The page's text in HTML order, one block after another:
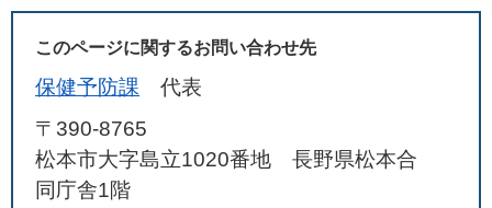
このページに関するお問い合わせ先
保健予防課
代表
〒390-8765
松本市大字島立1020番地 長野県松本合
同庁舎1階